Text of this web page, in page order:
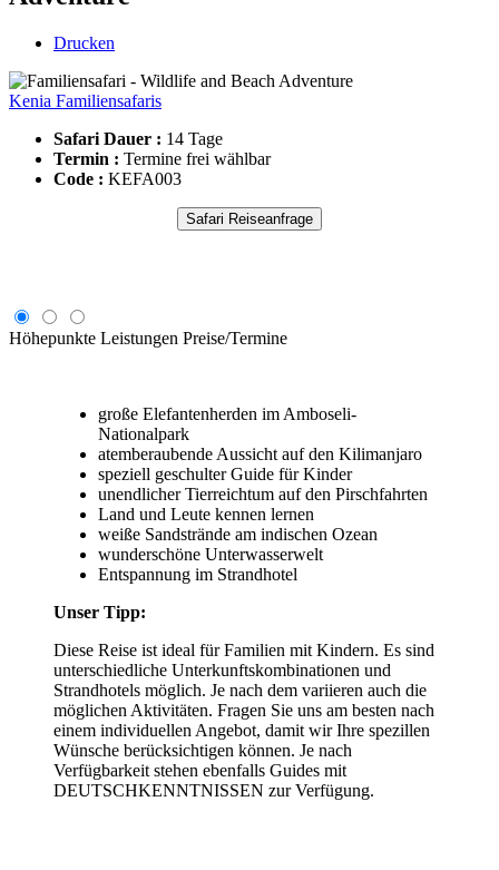
Drucken
Kenia Familiensafaris
Safari Dauer : 14 Tage
Termin : Termine frei wählbar
Code : KEFA003
Safari Reiseanfrage
Höhepunkte Leistungen Preise/Termine
große Elefantenherden im Amboseli-
Nationalpark
atemberaubende Aussicht auf den Kilimanjaro
speziell geschulter Guide für Kinder
unendlicher Tierreichtum auf den Pirschfahrten
Land und Leute kennen lernen
weiße Sandstrände am indischen Ozean
wunderschöne Unterwasserwelt
Entspannung im Strandhotel
Unser Tipp:
Diese Reise ist ideal für Familien mit Kindern. Es sind
unterschiedliche Unterkunftskombinationen und
Strandhotels möglich. Je nach dem variieren auch die
möglichen Aktivitäten. Fragen Sie uns am besten nach
einem individuellen Angebot, damit wir Ihre spezillen
Wünsche berücksichtigen können. Je nach
Verfügbarkeit stehen ebenfalls Guides mit
DEUTSCHKENNTNISSEN zur Verfügung.